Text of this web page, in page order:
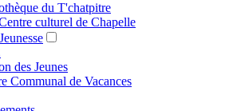
du T'chatpitre
culturel de Chapelle
des Jeunes
Communal de Vacances